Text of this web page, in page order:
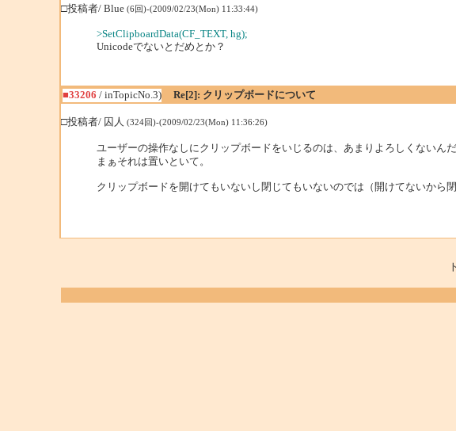
□投稿者/ Blue (6回)-(2009/02/23(Mon) 11:33:44)
>SetClipboardData(CF_TEXT, hg);
Unicodeでないとだめとか？
■33206 / inTopicNo.3)
Re[2]: クリップボードについて
□投稿者/ 囚人 (324回)-(2009/02/23(Mon) 11:36:26)
ユーザーの操作なしにクリップボードをいじるのは、あまりよろしくないん
まぁそれは置いといて。
クリップボードを開けてもいないし閉じてもいないのでは（開けてないから